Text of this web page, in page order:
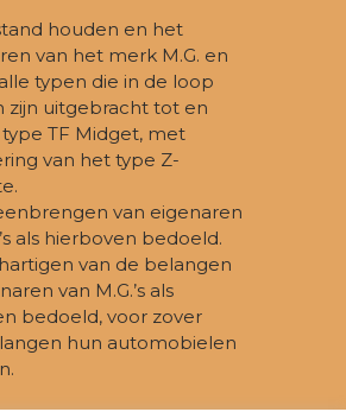
houden en het
van het merk M.G. en
typen die in de loop
zijn uitgebracht tot en
TF Midget, met
van het type Z-
van eigenaren
als hierboven bedoeld.
van de belangen
van M.G.’s als
bedoeld, voor zover
hun automobielen